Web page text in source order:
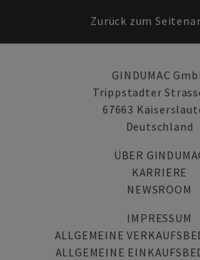
Zurück zum
GINDUMAC
Trippstadter
67663
Deutschland
ÜBER
KARRIERE
NEWSROOM
IMPRESSUM
ALLGEMEINE
ALLGEMEINE